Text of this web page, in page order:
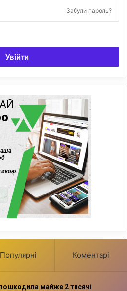
Забули пароль?
Увійти
Популярні Коментарі
пошкодила майже 2 тисячі